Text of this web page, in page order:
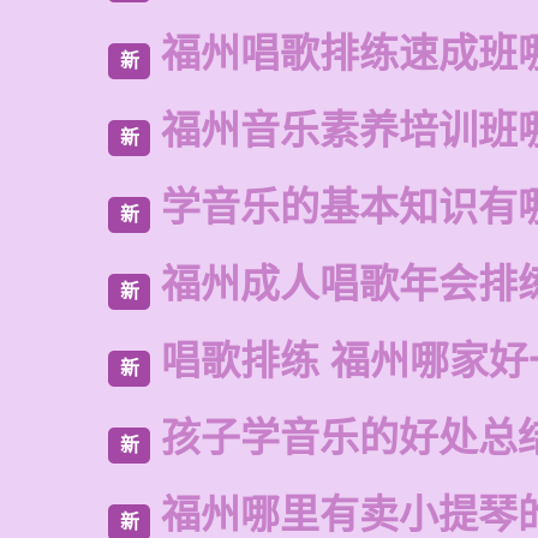
新 福州唱歌排练速成班
新 福州音乐素养培训班
新 学音乐的基本知识有
新 福州成人唱歌年会排
新 唱歌排练 福州哪家
新 孩子学音乐的好处总
新 福州哪里有卖小提琴